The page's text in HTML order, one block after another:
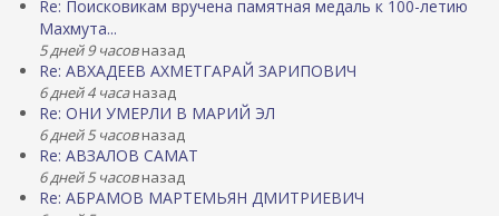
Re: Поисковикам вручена памятная медаль к 100-летию
Махмута...
5 дней 9 часовназад
Re: АВХАДЕЕВ АХМЕТГАРАЙ ЗАРИПОВИЧ
6 дней 4 часаназад
Re: ОНИ УМЕРЛИ В МАРИЙ ЭЛ
6 дней 5 часовназад
Re: АВЗАЛОВ САМАТ
6 дней 5 часовназад
Re: АБРАМОВ МАРТЕМЬЯН ДМИТРИЕВИЧ